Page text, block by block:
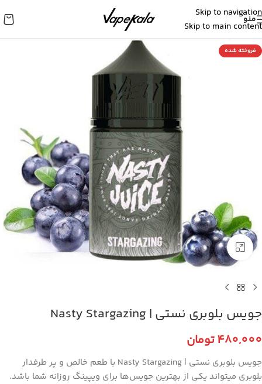
Skip to navigation
Skip to main content
منو
فروخته شده
برای بزرگنمایی کلیک کنید
جویس بلوبری نستی | Nasty Stargazing
480,000تومان
جویس بلوبری نستی | Nasty Stargazing با طعم خالص و پر طرفدار
بلوبری میتواند یکی از بهترین جویس‌ها برای ویپینگ روزانه شما باشد.